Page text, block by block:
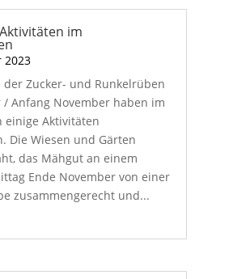
im
2023
der Zucker- und Runkelrüben
/ Anfang November haben im
einige Aktivitäten
Die Wiesen und Gärten
das Mähgut an einem
Ende November von einer
zusammengerecht und...